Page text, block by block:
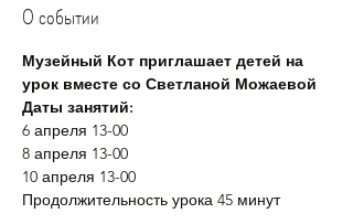
О событии
Музейный Кот приглашает детей на
урок вместе со Светланой Можаевой
Даты занятий:
6 апреля 13-00
8 апреля 13-00
10 апреля 13-00
Продолжительность урока 45 минут